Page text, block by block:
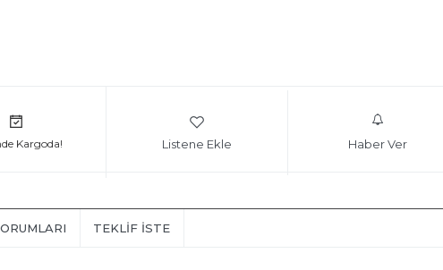
Listene Ekle Haber Ver
TEKLIF İSTE